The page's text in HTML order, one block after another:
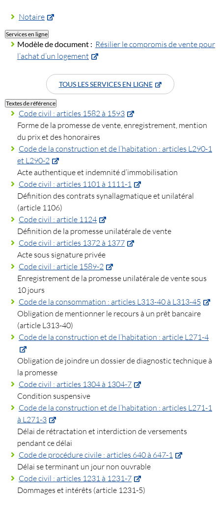
Notaire
Services en ligne
Modèle de document : Résilier le compromis de vente pour
l’achat d’un logement
TOUS LES SERVICES EN LIGNE
Textes de référence
Code civil : articles 1582 à 1593
Forme de la promesse de vente, enregistrement, mention
du prix et des honoraires
Code de la construction et de l’habitation : articles L290-1
et L290-2
Acte authentique et indemnité d’immobilisation
Code civil : articles 1101 à 1111-1
Définition des contrats synallagmatique et unilatéral
(article 1106)
Code civil : article 1124
Définition de la promesse unilatérale de vente
Code civil : articles 1372 à 1377
Acte sous signature privée
Code civil : article 1589-2
Enregistrement de la promesse unilatérale de vente sous
10 jours
Code de la consommation : articles L313-40 à L313-45
Obligation de mentionner le recours à un prêt bancaire
(article L313-40)
Code de la construction et de l’habitation : article L271-4
Obligation de joindre un dossier de diagnostic technique à
la promesse
Code civil : articles 1304 à 1304-7
Condition suspensive
Code de la construction et de l’habitation : articles L271-1
à L271-3
Délai de rétractation et interdiction de versements
pendant ce délai
Code de procédure civile : articles 640 à 647-1
Délai se terminant un jour non ouvrable
Code civil : articles 1231 à 1231-7
Dommages et intérêts (article 1231-5)